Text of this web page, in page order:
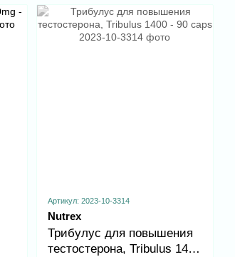
Артикул: 2023-10-3314
Nutrex
Трибулус для повышения
тестостерона, Tribulus 1400